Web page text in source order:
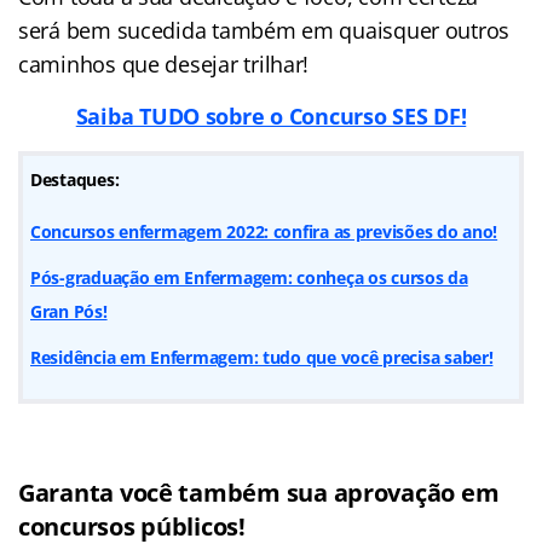
será bem sucedida também em quaisquer outros
caminhos que desejar trilhar!
Saiba TUDO sobre o Concurso SES DF!
Destaques:
Concursos enfermagem 2022: confira as previsões do ano!
Pós-graduação em Enfermagem: conheça os cursos da
Gran Pós!
Residência em Enfermagem: tudo que você precisa saber!
Garanta você também sua aprovação em
concursos públicos!